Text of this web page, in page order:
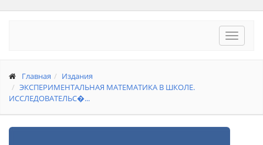
Toggle
Главная
Издания
ЭКСПЕРИМЕНТАЛЬНАЯ МАТЕМАТИКА В ШКОЛЕ.
ИССЛЕДОВАТЕЛЬС�...